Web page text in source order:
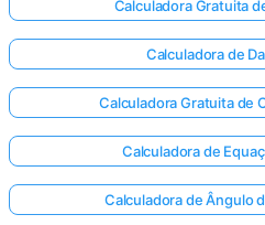
Calculadora Gratuita
Calculadora de
Calculadora Gratuita de
Calculadora de
Calculadora de Ângulo